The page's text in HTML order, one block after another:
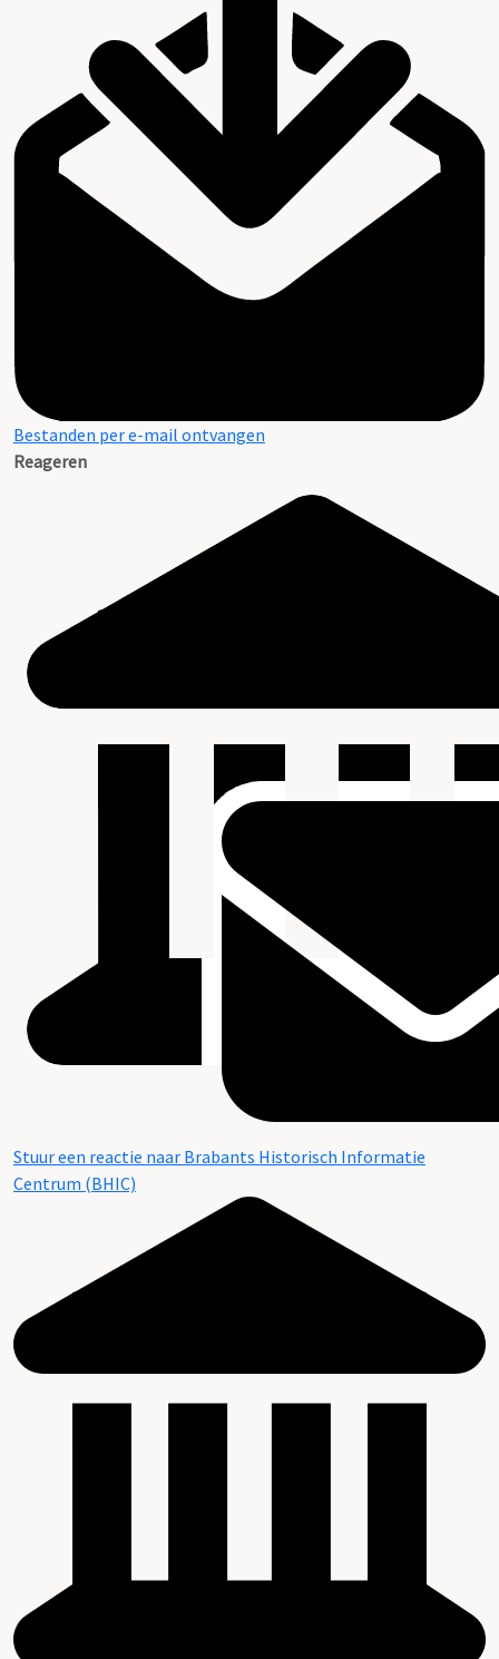
Bestanden per e-mail ontvangen
Reageren
Stuur een reactie naar Brabants Historisch Informatie
Centrum (BHIC)